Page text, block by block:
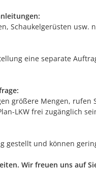
Schaukelgerüsten
eine separate
größere Mengen,
LKW frei zugänglich
gestellt und können
Wir freuen uns auf